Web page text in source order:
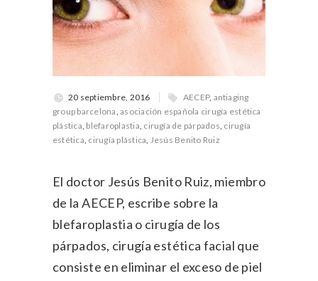
20 septiembre, 2016 AECEP, antiaging
group barcelona ,asociación española cirugía estética
plástica blefaroplastia cirugía de párpados cirugía
estética cirugía plástica Jesús Benito Ruiz
El doctor Jesús Benito Ruiz, miembro
de la AECEP, escribe sobre la
blefaroplastia o cirugía de los
párpados, cirugía estética facial que
consiste en eliminar el exceso de piel